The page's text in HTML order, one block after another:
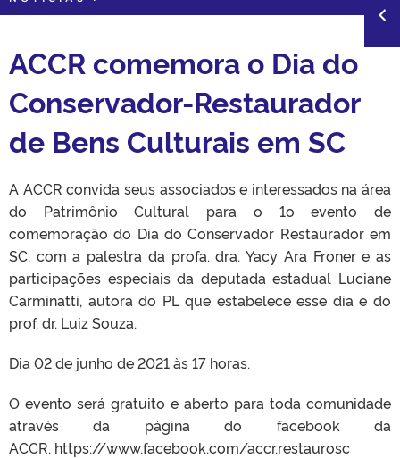
ACCR comemora o Dia do
Conservador-Restaurador
de Bens Culturais em SC
A ACCR convida seus associados e interessados na área
do Patrimônio Cultural para o 1o evento de
comemoração do Dia do Conservador Restaurador em
SC, com a palestra da profa. dra. Yacy Ara Froner e as
participações especiais da deputada estadual Luciane
Carminatti, autora do PL que estabelece esse dia e do
prof. dr. Luiz Souza.
Dia 02 de junho de 2021 às 17 horas.
O evento será gratuito e aberto para toda comunidade
através da página do facebook da
ACCR. https://www.facebook.com/accr.restaurosc